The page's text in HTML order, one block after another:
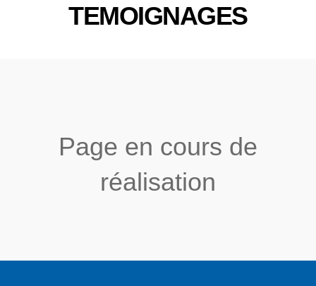
TEMOIGNAGES
Page en cours de
réalisation